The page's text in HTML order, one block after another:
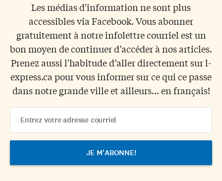
Les médias d'information ne sont plus
accessibles via Facebook. Vous abonner
gratuitement à notre infolettre courriel est un
bon moyen de continuer d’accéder à nos articles.
Prenez aussi l'habitude d’aller directement sur l-
express.ca pour vous informer sur ce qui ce passe
dans notre grande ville et ailleurs... en français!
Address